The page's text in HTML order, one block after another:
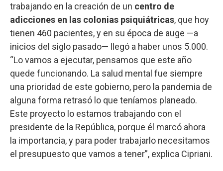
trabajando en la creación de un centro de
adicciones en las colonias psiquiátricas, que hoy
tienen 460 pacientes, y en su época de auge —a
inicios del siglo pasado— llegó a haber unos 5.000.
“Lo vamos a ejecutar, pensamos que este año
quede funcionando. La salud mental fue siempre
una prioridad de este gobierno, pero la pandemia de
alguna forma retrasó lo que teníamos planeado.
Este proyecto lo estamos trabajando con el
presidente de la República, porque él marcó ahora
la importancia, y para poder trabajarlo necesitamos
el presupuesto que vamos a tener”, explica Cipriani.